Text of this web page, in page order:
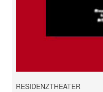
RESIDENZTHEATER